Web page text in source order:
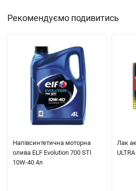
Рекомендуємо подивитись
Напівсинтетична моторна
олива ELF Evolution 700 STI
10W-40 4л
Лак